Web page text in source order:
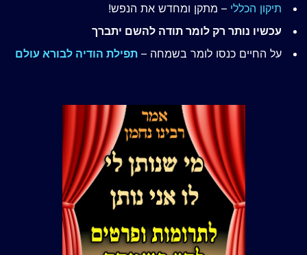
תיקון הכללי – מתקן ומחדש את הנפש!
עכשיו נותר רק לומר תודה להשם יתברך
על החיים כנסו לומר בשמחה – תפילת הודיה לבורא עולם